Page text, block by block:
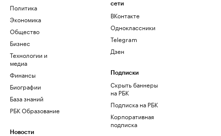
Политика
Экономика
Общество
Бизнес
Технологии и
медиа
Финансы
Биографии
База знаний
РБК Образование
Новости
сети
ВКонтакте
Одноклассники
Telegram
Дзен
Подписки
Скрыть баннеры
на РБК
Подписка на РБК
Корпоративная
подписка